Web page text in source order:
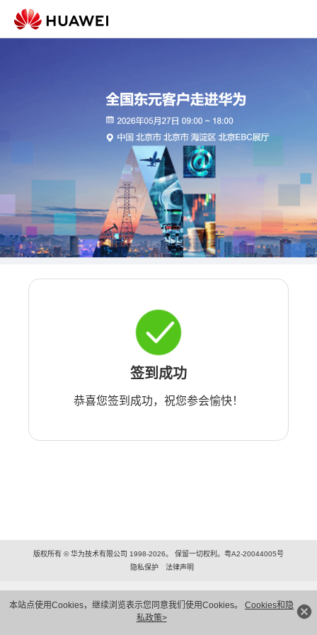
本站点使用Cookies，继续浏览表示您同意我们使用Cookies。 Cookies和隐
私政策>
签到成功
恭喜您签到成功，祝您参会愉快！
版权所有 © 华为技术有限公司 1998-2026。 保留一切权利。粤A2-20044005号
隐私保护
法律声明